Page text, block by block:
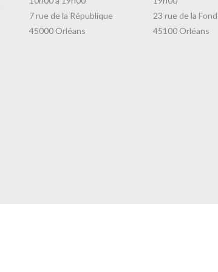
7 rue de la République
45000 Orléans
23 rue de la
45100 Orléans